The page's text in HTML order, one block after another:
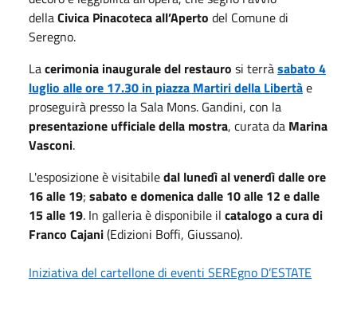
dellaCivica Pinacoteca all’Aperto del Comune di
Seregno.
Lacerimonia inaugurale del restauro si terràsabato 4
luglio alle ore 17.30 in piazza Martiri della Libertàe
proseguirà presso la Sala Mons. Gandini, con la
presentazione ufficiale della mostra, curata da Marina
Vasconi.
L'esposizione è visitabiledal lunedì al venerdì dalle ore
16 alle 19; sabato e domenica dalle 10 alle 12 e dalle
15 alle 19. In galleria è disponibile il catalogo a cura di
Franco Cajani(Edizioni Boffi, Giussano).
Iniziativa del cartellone di eventi SEREgno D’ESTATE